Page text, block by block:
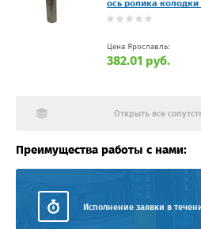
ось ролика
Цена Ярославль:
382.01 руб.
Открыть все
Преимущества работы с нами:
Исполнение заявки в